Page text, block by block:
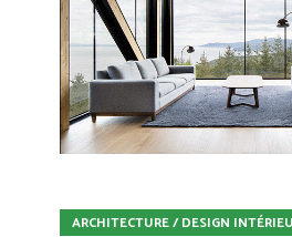
ARCHITECTURE / DESIGN